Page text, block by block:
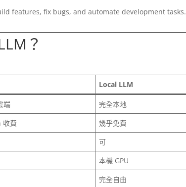
features, fix bugs, and automate development tasks.
？
Local LLM
端
完全本地
收費
幾乎免費
可
本機 GPU
完全自由